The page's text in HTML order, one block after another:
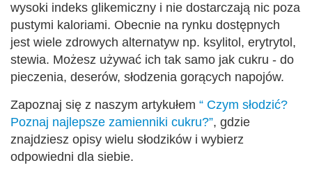
wysoki indeks glikemiczny i nie dostarczają nic poza
pustymi kaloriami. Obecnie na rynku dostępnych
jest wiele zdrowych alternatyw np. ksylitol, erytrytol,
stewia. Możesz używać ich tak samo jak cukru - do
pieczenia, deserów, słodzenia gorących napojów.
Zapoznaj się z naszym artykułem “ Czym słodzić?
Poznaj najlepsze zamienniki cukru?”, gdzie
znajdziesz opisy wielu słodzików i wybierz
odpowiedni dla siebie.